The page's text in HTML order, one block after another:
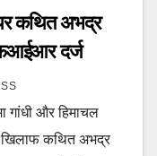
कथित अभद्र
दर्ज
गांधी और हिमाचल
कथित अभद्र